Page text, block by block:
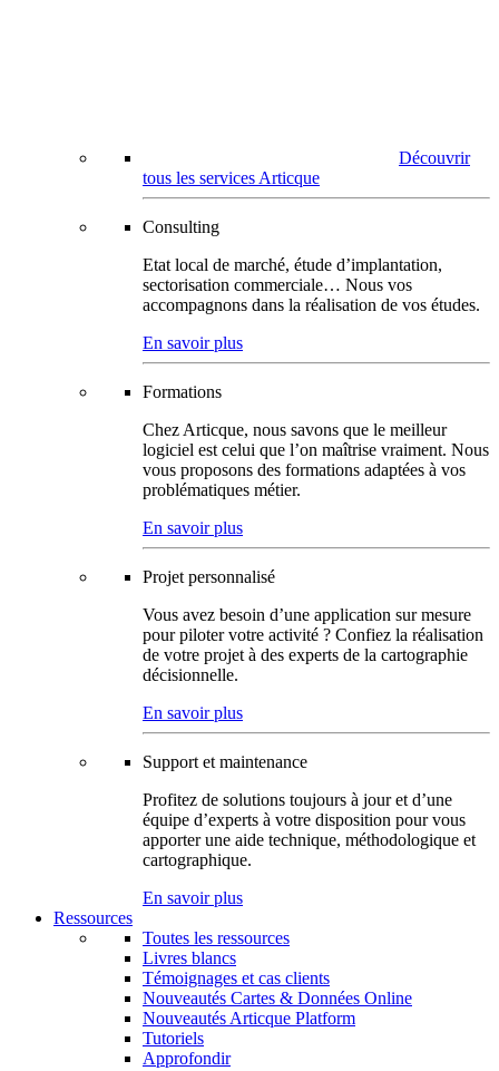
Découvrir
tous les services Articque
Consulting
Etat local de marché, étude d’implantation,
sectorisation commerciale… Nous vos
accompagnons dans la réalisation de vos études.
En savoir plus
Formations
Chez Articque, nous savons que le meilleur
logiciel est celui que l’on maîtrise vraiment. Nous
vous proposons des formations adaptées à vos
problématiques métier.
En savoir plus
Projet personnalisé
Vous avez besoin d’une application sur mesure
pour piloter votre activité ? Confiez la réalisation
de votre projet à des experts de la cartographie
décisionnelle.
En savoir plus
Support et maintenance
Profitez de solutions toujours à jour et d’une
équipe d’experts à votre disposition pour vous
apporter une aide technique, méthodologique et
cartographique.
En savoir plus
Ressources
Toutes les ressources
Livres blancs
Témoignages et cas clients
Nouveautés Cartes & Données Online
Nouveautés Articque Platform
Tutoriels
Approfondir